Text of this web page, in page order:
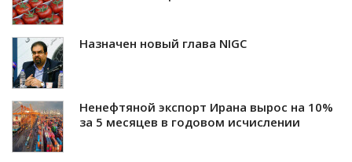
Назначен новый глава NIGC
Ненефтяной экспорт Ирана вырос на 10%
за 5 месяцев в годовом исчислении